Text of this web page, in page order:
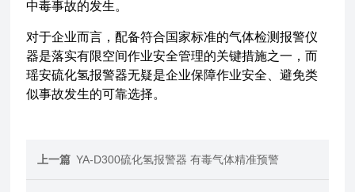
中毒事故的发生。
对于企业而言，配备符合国家标准的气体检测报警仪
器是落实有限空间作业安全管理的关键措施之一，而
瑶安硫化氢报警器无疑是企业保障作业安全、避免类
似事故发生的可靠选择。
上一篇 YA-D300硫化氢报警器 有毒气体精准预警